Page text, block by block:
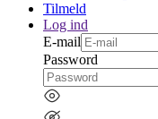
Tilmeld
Log ind
E-mail
Password